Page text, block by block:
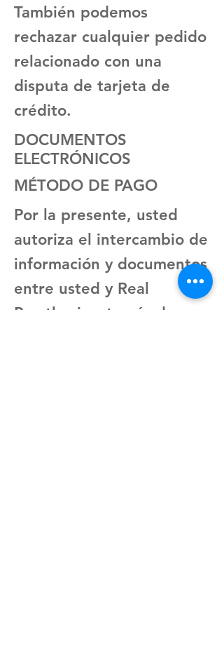
También podemos
rechazar cualquier pedido
relacionado con una
disputa de tarjeta de
crédito.
DOCUMENTOS
ELECTRÓNICOS
MÉTODO DE PAGO
Por la presente, usted
autoriza el intercambio de
información y documentos
entre usted y Real
Prosthesis a través de